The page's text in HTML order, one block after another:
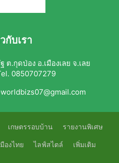
กับเรา
.กุดป่อง อ.เมืองเลย จ.เลย
0850707279
เกษตรรอบบ้าน รายงานพิเศษ
องไทย ไลฟ์สไตล์ เพิ่มเติม